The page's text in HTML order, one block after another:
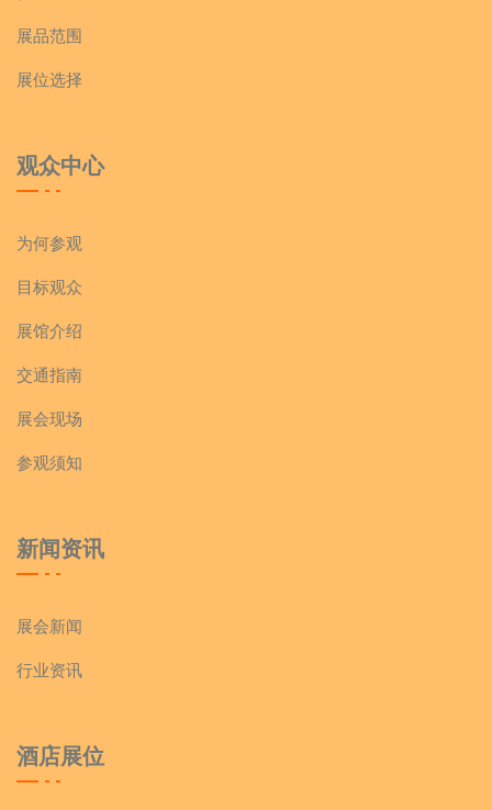
展品范围
展位选择
观众中心
为何参观
目标观众
展馆介绍
交通指南
展会现场
参观须知
新闻资讯
展会新闻
行业资讯
酒店展位